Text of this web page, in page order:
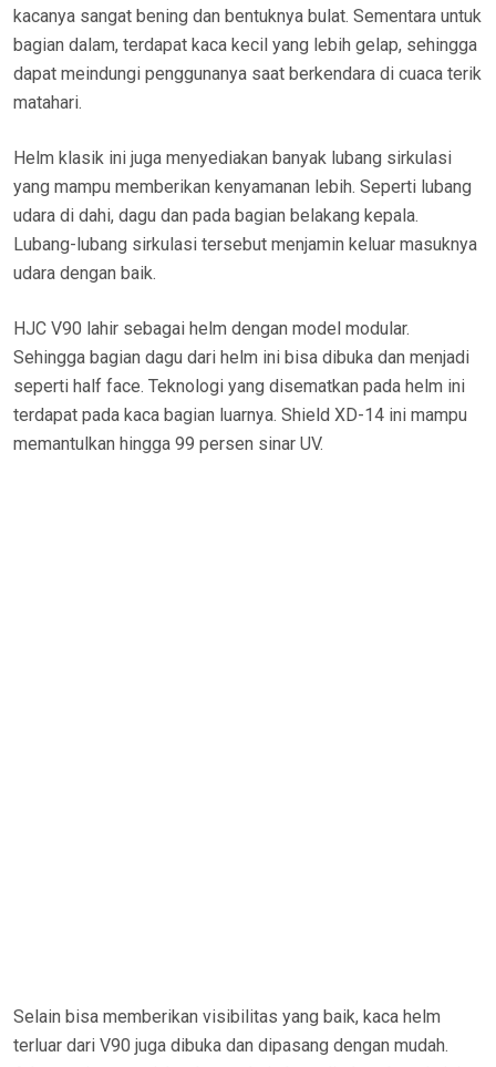
kacanya sangat bening dan bentuknya bulat. Sementara untuk
bagian dalam, terdapat kaca kecil yang lebih gelap, sehingga
dapat meindungi penggunanya saat berkendara di cuaca terik
matahari.
Helm klasik ini juga menyediakan banyak lubang sirkulasi
yang mampu memberikan kenyamanan lebih. Seperti lubang
udara di dahi, dagu dan pada bagian belakang kepala.
Lubang-lubang sirkulasi tersebut menjamin keluar masuknya
udara dengan baik.
HJC V90 lahir sebagai helm dengan model modular.
Sehingga bagian dagu dari helm ini bisa dibuka dan menjadi
seperti half face. Teknologi yang disematkan pada helm ini
terdapat pada kaca bagian luarnya. Shield XD-14 ini mampu
memantulkan hingga 99 persen sinar UV.
Selain bisa memberikan visibilitas yang baik, kaca helm
terluar dari V90 juga dibuka dan dipasang dengan mudah.